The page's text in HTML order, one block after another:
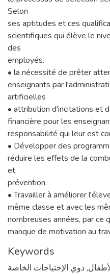
Selon
ses aptitudes et ces
scientifiques qui élève le
des
employés.
• la nécessité de prêter
enseignants par
artificielles
• attribution d'incitations et
financière pour les
responsabilité qui leur est
• Développer des
réduire les effets de la
et
prévention.
• Travailler à améliorer
même classe et avec les
nombreuses années, par ce
manque de motivation au
Keywords
,ذوي الإحتياجات الخاصة